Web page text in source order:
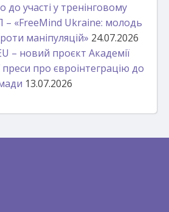
участі у тренінговому
– «FreeMind Ukraine: молодь
маніпуляцій» 24.07.2026
– новий проєкт Академії
преси про євроінтеграцію до
13.07.2026